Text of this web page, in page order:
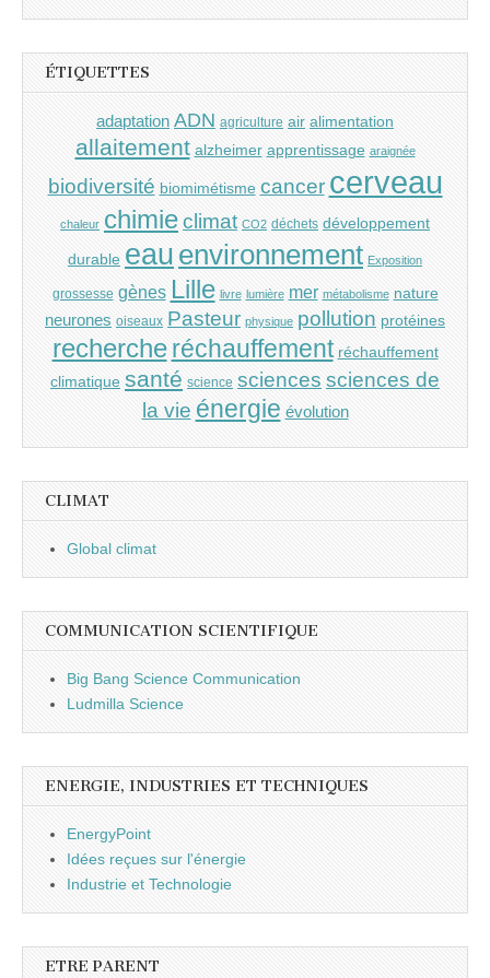
ÉTIQUETTES
adaptation ADN agriculture air alimentation
allaitement alzheimer apprentissage araignée
biodiversité biomimétisme cancer cerveau
chaleur chimieclimat CO2 déchets développement
durable eau environnement Exposition
grossesse gènes Lille livre lumière mer métabolisme nature
neurones oiseaux Pasteur physique pollution protéines
recherche réchauffement réchauffement
climatique santé science sciences sciences de
la vie énergie évolution
CLIMAT
Global climat
COMMUNICATION SCIENTIFIQUE
Big Bang Science Communication
Ludmilla Science
ENERGIE, INDUSTRIES ET TECHNIQUES
EnergyPoint
Idées reçues sur l'énergie
Industrie et Technologie
ETRE PARENT